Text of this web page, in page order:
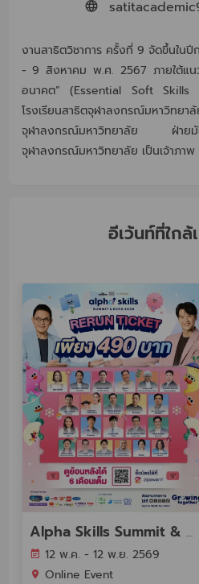
งานสาธิตวิชาการ ครั้งที่ 9 จัดขึ้นใน
- 9 สิงหาคม พ.ศ. 2567 ภายใต้แน
อนาคต” (Essential Soft
โรงเรียนสาธิตจุฬาลงกรณ์มหาวิทย
จุฬาลงกรณ์มหาวิทยาลัย ฝ่าย
จุฬาลงกรณ์มหาวิทยาลัย เป็นเจ้าภาพ
อีเว้นท์ที่ใก
Alpha Skills Summit & Expo 2026
12 พ.ค. - 12 พ.ย. 2569
Online Event